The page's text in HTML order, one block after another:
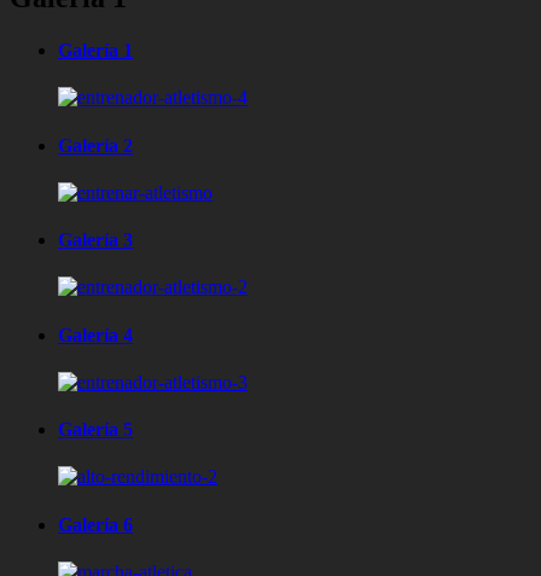
to
Galería 1
Galería 2
Galería 3
Galería 4
Galería 5
Galería 6